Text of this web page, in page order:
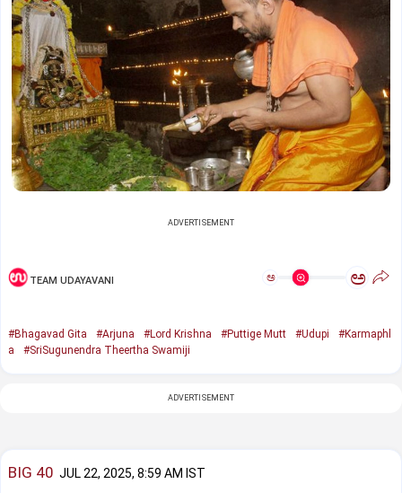
ADVERTISEMENT
TEAM UDAYAVANI ಅ ಅ
#Bhagavad Gita #Arjuna #Lord Krishna #Puttige Mutt #Udupi
#Karmaphl
a
#SriSugunendra Theertha Swamiji
ADVERTISEMENT
BIG 40 JUL 22, 2025, 8:59 AM IST